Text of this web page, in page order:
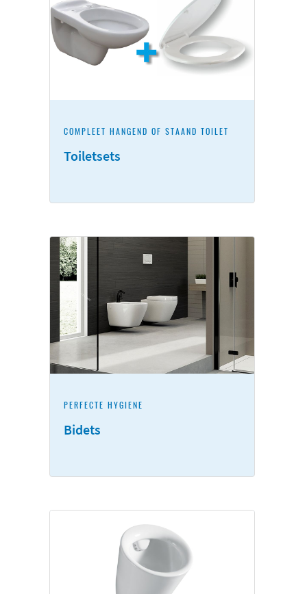
COMPLEET HANGEND OF STAAND TOILET
Toiletsets
PERFECTE HYGIËNE
Bidets